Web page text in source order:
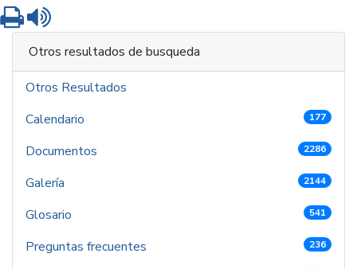
Imprimir
Otros resultados de busqueda
Otros Resultados
Calendario
177
Documentos 2286
Galería 2144
Glosario 541
Preguntas frecuentes 236